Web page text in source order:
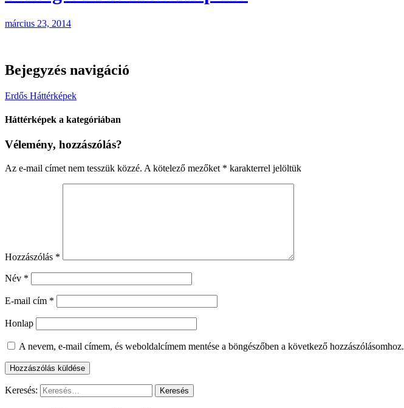
március 23, 2014
Bejegyzés navigáció
Erdős Háttérképek
Háttérképek a kategóriában
Vélemény, hozzászólás?
Az e-mail címet nem tesszük közzé. A kötelező mezőket * karakterrel jelöltük
Hozzászólás *
Név *
E-mail cím *
Honlap
A nevem, e-mail címem, és weboldalcímem mentése a böngészőben a következő hozzászólásomhoz.
Keresés: